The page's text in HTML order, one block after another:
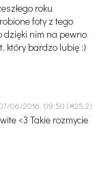
roku
foty z tego
dzięki nim na pewno
który bardzo lubię :)
06/2016, 09:50
<3 Takie rozmycie